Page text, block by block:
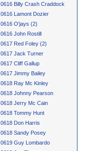
0616 Billy Crash Craddock
0616 Lamont Dozier
0616 O'jays (2)
0616 John Rostill
0617 Red Foley (2)
0617 Jack Turner
0617 Cliff Gallup
0617 Jimmy Bailey
0618 Ray Mc Kinley
0618 Johnny Pearson
0618 Jerry Mc Cain
0618 Tommy Hunt
0618 Don Harris
0618 Sandy Posey
0619 Guy Lombardo